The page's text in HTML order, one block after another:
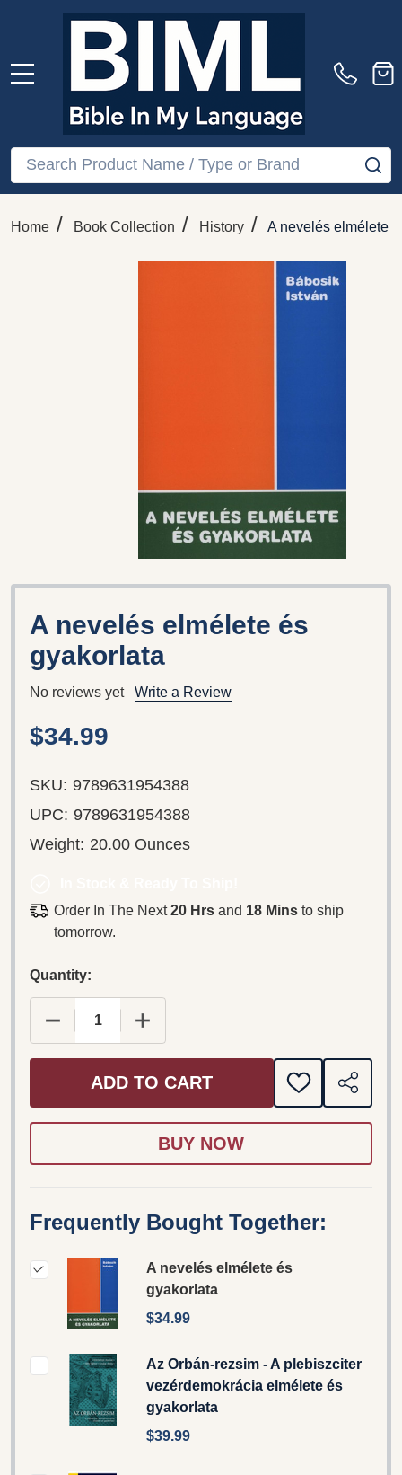
Search
Home / Book Collection / History / A nevelés elmélete
A nevelés elmélete és
gyakorlata
No reviews yet Write a Review
$34.99
SKU: 9789631954388
UPC: 9789631954388
Weight: 20.00 Ounces
Order In The Next20 Hrs and 18 Mins to ship
tomorrow.
Quantity:
DECREASE QUANTITY OF A NEVELÉS
INCREASE QUANTITY OF A
ADD TO CART
ADD
TO
SHARE
Frequently Bought Together:
A nevelés elmélete és
gyakorlata
$34.99
Az Orbán-rezsim - A plebiszciter
vezérdemokrácia elmélete és
gyakorlata
$39.99